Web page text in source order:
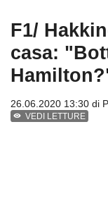
F1/
casa:
26.06.2020 13:30 di
VEDI LETTURE